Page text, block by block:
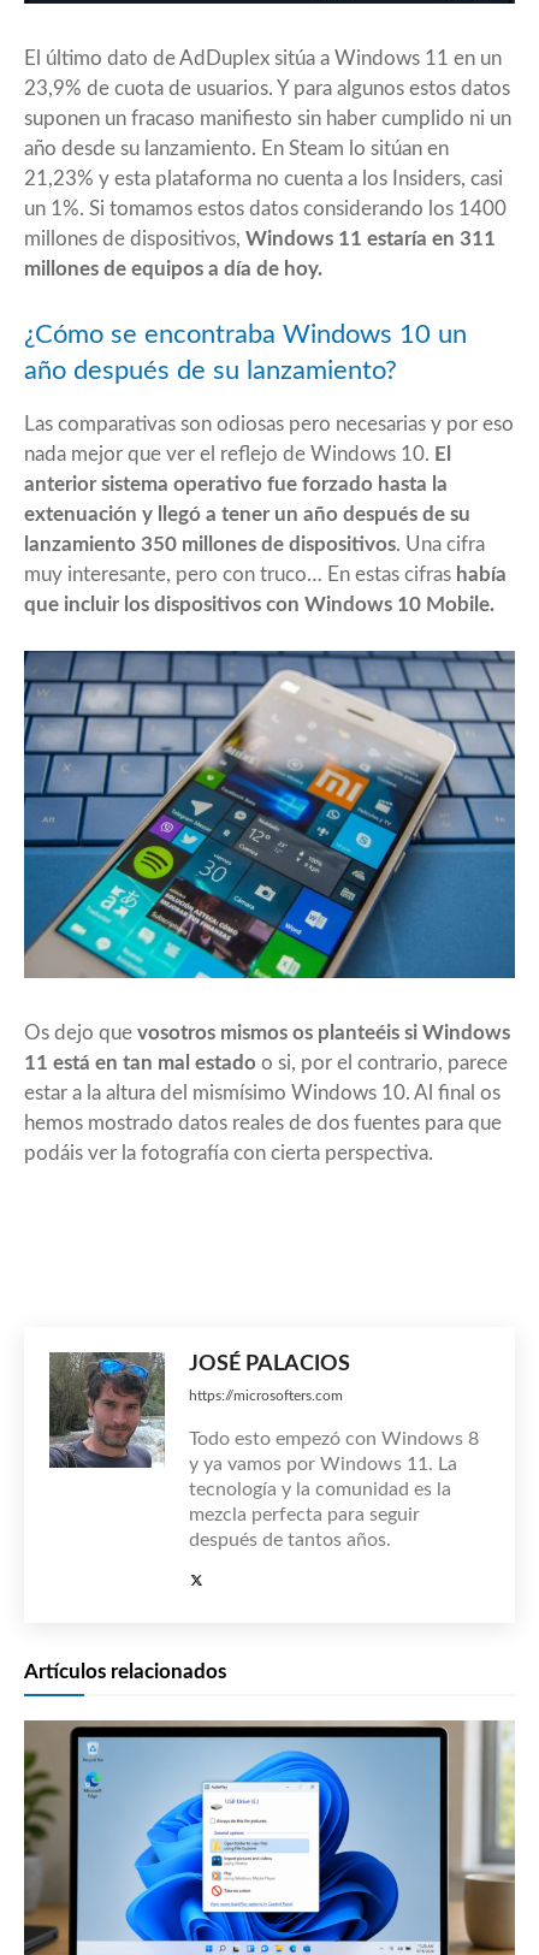
El último dato de AdDuplex sitúa a Windows 11 en un
23,9% de cuota de usuarios. Y para algunos estos datos
suponen un fracaso manifiesto sin haber cumplido ni un
año desde su lanzamiento. En Steam lo sitúan en
21,23% y esta plataforma no cuenta a los Insiders, casi
un 1%. Si tomamos estos datos considerando los 1400
millones de dispositivos, Windows 11 estaría en 311
millones de equipos a día de hoy.
¿Cómo se encontraba Windows 10 un
año después de su lanzamiento?
Las comparativas son odiosas pero necesarias y por eso
nada mejor que ver el reflejo de Windows 10. El
anterior sistema operativo fue forzado hasta la
extenuación y llegó a tener un año después de su
lanzamiento 350 millones de dispositivos. Una cifra
muy interesante, pero con truco… En estas cifras había
que incluir los dispositivos con Windows 10 Mobile.
Os dejo que vosotros mismos os planteéis si Windows
11 está en tan mal estado o si, por el contrario, parece
estar a la altura del mismísimo Windows 10. Al final os
hemos mostrado datos reales de dos fuentes para que
podáis ver la fotografía con cierta perspectiva.
JOSÉ PALACIOS
https://microsofters.com
Todo esto empezó con Windows 8
y ya vamos por Windows 11. La
tecnología y la comunidad es la
mezcla perfecta para seguir
después de tantos años.
Artículos relacionados